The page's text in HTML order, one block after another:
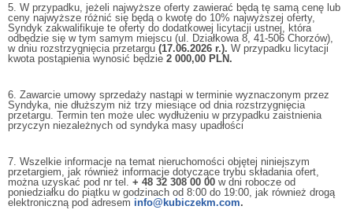
5. W przypadku, jeżeli najwyższe oferty zawierać będą tę samą cenę lub
ceny najwyższe różnić się będą o kwotę do 10% najwyższej oferty,
Syndyk zakwalifikuje te oferty do dodatkowej licytacji ustnej, która
odbędzie się w tym samym miejscu (ul. Działkowa 8, 41-506 Chorzów),
w dniu rozstrzygnięcia przetargu (17.06.2026 r.). W przypadku licytacji
kwota postąpienia wynosić będzie 2 000,00 PLN.
6. Zawarcie umowy sprzedaży nastąpi w terminie wyznaczonym przez
Syndyka, nie dłuższym niż trzy miesiące od dnia rozstrzygnięcia
przetargu. Termin ten może ulec wydłużeniu w przypadku zaistnienia
przyczyn niezależnych od syndyka masy upadłości
7. Wszelkie informacje na temat nieruchomości objętej niniejszym
przetargiem, jak również informacje dotyczące trybu składania ofert,
można uzyskać pod nr tel. + 48 32 308 00 00 w dni robocze od
poniedziałku do piątku w godzinach od 8:00 do 19:00, jak również drogą
elektroniczną pod adresem info@kubiczekm.com.